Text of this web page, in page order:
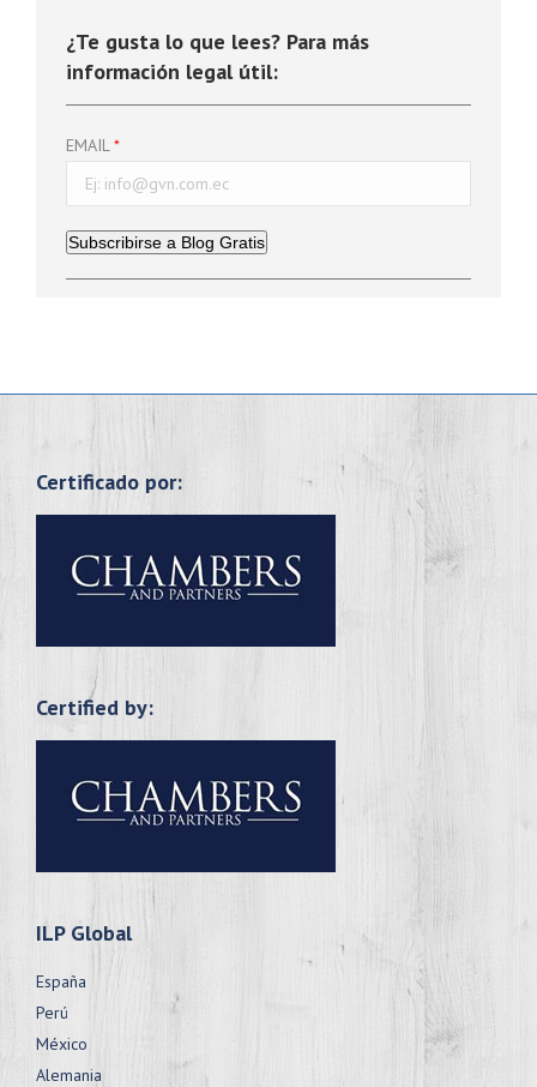
¿Te gusta lo que lees? Para más
información legal útil:
EMAIL
Subscribirse a Blog Gratis
Certificado por:
Certified by:
ILP Global
España
Perú
México
Alemania